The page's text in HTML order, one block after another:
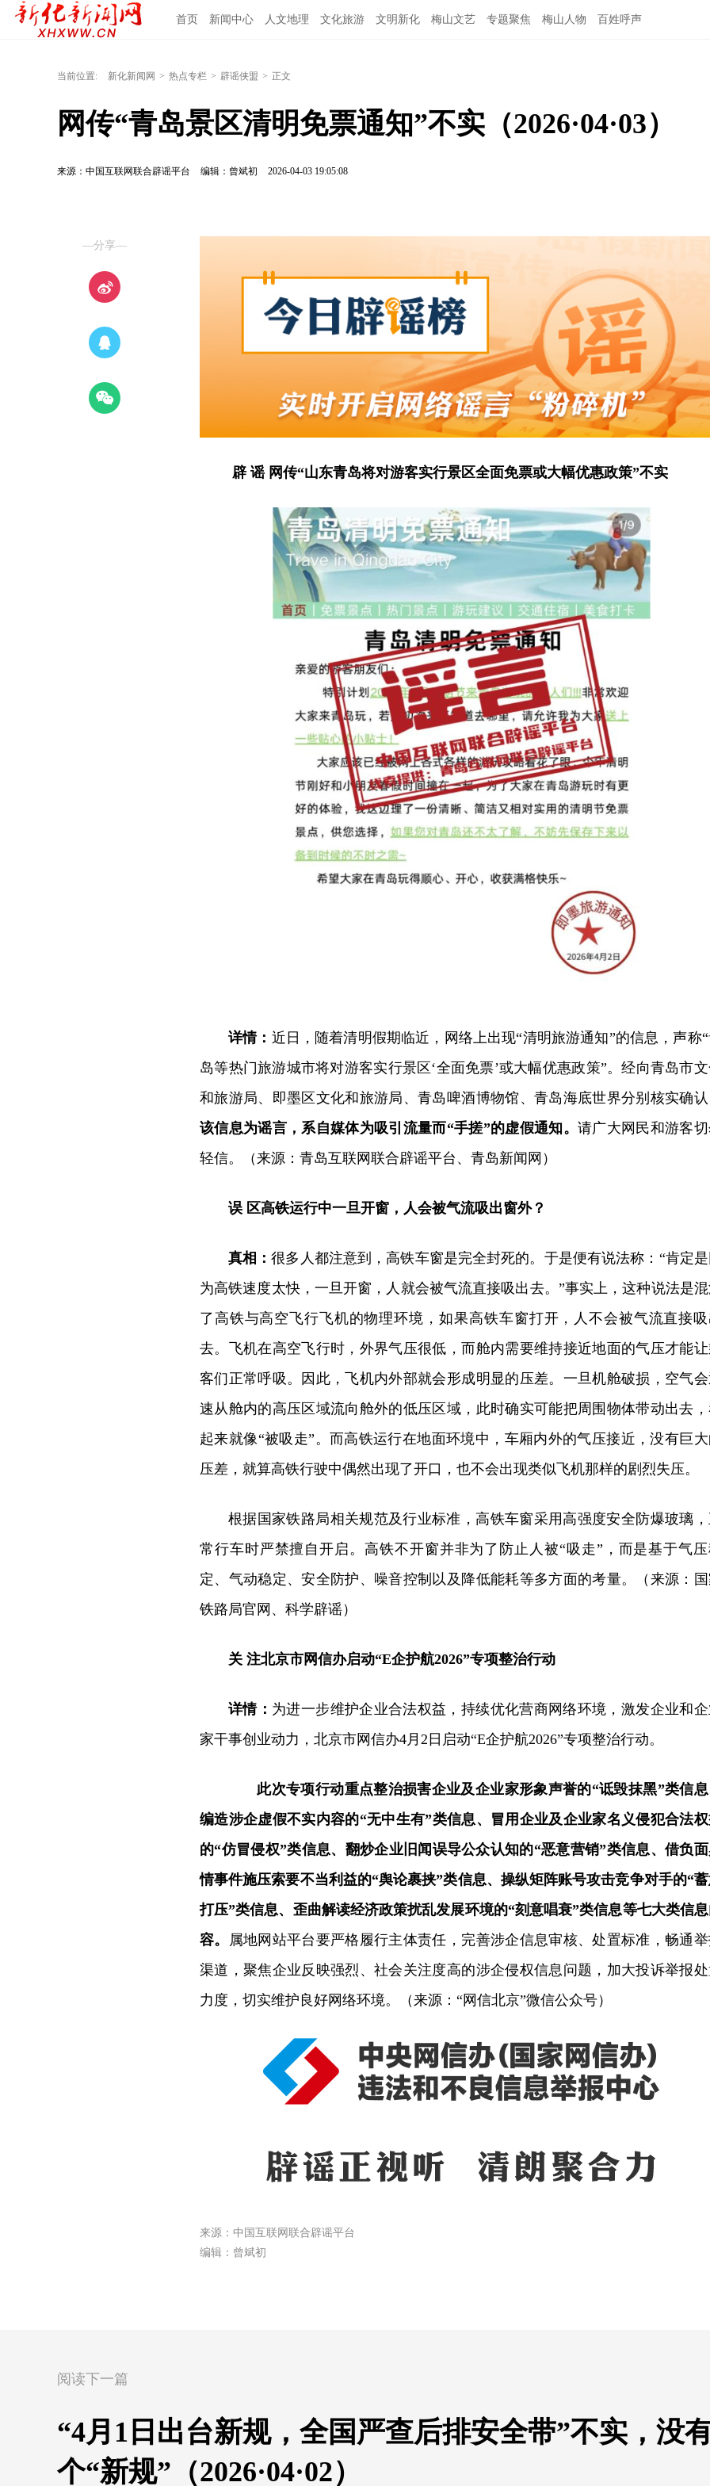
首页 新闻中心 人文地理 文化旅游 文明新化 梅山文艺 专题聚焦 梅山人物 百姓呼声
当前位置: 新化新闻网 > 热点专栏 > 辟谣侠盟 > 正文
网传“青岛景区清明免票通知”不实（2026·04·03）
来源：中国互联网联合辟谣平台 编辑：曾斌初 2026-04-03 19:05:08
—分享—
辟 谣 网传“山东青岛将对游客实行景区全面免票或大幅优惠政策”不实
详情： 近日，随着清明假期临近，网络上出现“清明旅游通知”的信息，声称
岛等热门旅游城市将对游客实行景区‘全面免票’或大幅优惠政策”。经向青岛市
和旅游局、即墨区文化和旅游局、青岛啤酒博物馆、青岛海底世界分别核实确
该信息为谣言，系自媒体为吸引流量而“手搓”的虚假通知。 请广大网民和游客
轻信。（来源：青岛互联网联合辟谣平台、青岛新闻网）
误 区高铁运行中一旦开窗，人会被气流吸出窗外？
真相：很多人都注意到，高铁车窗是完全封死的。于是便有说法称：“肯定
为高铁速度太快，一旦开窗，人就会被气流直接吸出去。”事实上，这种说法是
了高铁与高空飞行飞机的物理环境，如果‌高铁车窗打开，人不会被气流直接
去。飞机在高空飞行时，外界气压很低，而舱内需要维持接近地面的气压才能
客们正常呼吸。因此，飞机内外部就会形成明显的压差。一旦机舱破损，空气
速从舱内的高压区域流向舱外的低压区域，此时确实可能把周围物体带动出去
起来就像“被吸走”。而高铁运行在地面环境中，车厢内外的气压接近，没有巨
压差，就算高铁行驶中偶然出现了开口，也不会出现类似飞机那样的剧烈失压。
根据国家铁路局相关规范及行业标准，高铁车窗采用高强度安全防爆玻璃
常行车时严禁擅自开启。高铁不开窗并非为了防止人被“吸走”，而是基于气
定、气动稳定、安全防护、噪音控制以及降低能耗等多方面的考量。（来源：
铁路局官网、科学辟谣）
关 注北京市网信办启动“E企护航2026”专项整治行动
详情： 为进一步维护企业合法权益，持续优化营商网络环境，激发企业和
家干事创业动力，北京市网信办4月2日启动“E企护航2026”专项整治行动。
此次专项行动重点整治损害企业及企业家形象声誉的“诋毁抹黑”类信
编造涉企虚假不实内容的“无中生有”类信息、冒用企业及企业家名义侵犯合法
的“仿冒侵权”类信息、翻炒企业旧闻误导公众认知的“恶意营销”类信息、借负
情事件施压索要不当利益的“舆论裹挟”类信息、操纵矩阵账号攻击竞争对手的“
打压”类信息、歪曲解读经济政策扰乱发展环境的“刻意唱衰”类信息等七大类信
容。
属地网站平台要严格履行主体责任，完善涉企信息审核、处置标准，畅通
渠道，聚焦企业反映强烈、社会关注度高的涉企侵权信息问题，加大投诉举报
力度，切实维护良好网络环境。（来源：“网信北京”微信公众号）
来源：中国互联网联合辟谣平台
编辑：曾斌初
阅读下一篇
“4月1日出台新规，全国严查后排安全带”不实，没
个“新规”（2026·04·02）